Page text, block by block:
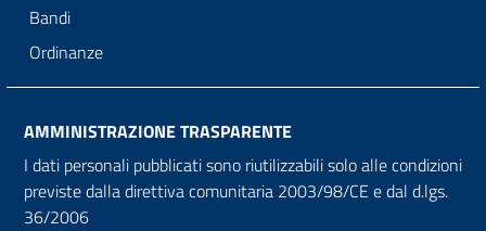
Bandi
Ordinanze
AMMINISTRAZIONE TRASPARENTE
I dati personali pubblicati sono riutilizzabili solo alle condizioni
previste dalla direttiva comunitaria 2003/98/CE e dal d.lgs.
36/2006